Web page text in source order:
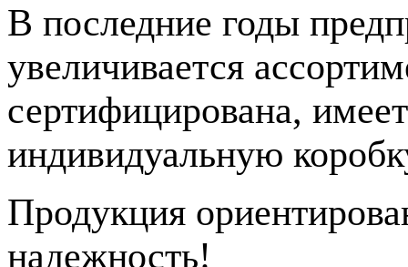
В последние годы
увеличивается
сертифицирована,
индивидуальную
Продукция
надежность!